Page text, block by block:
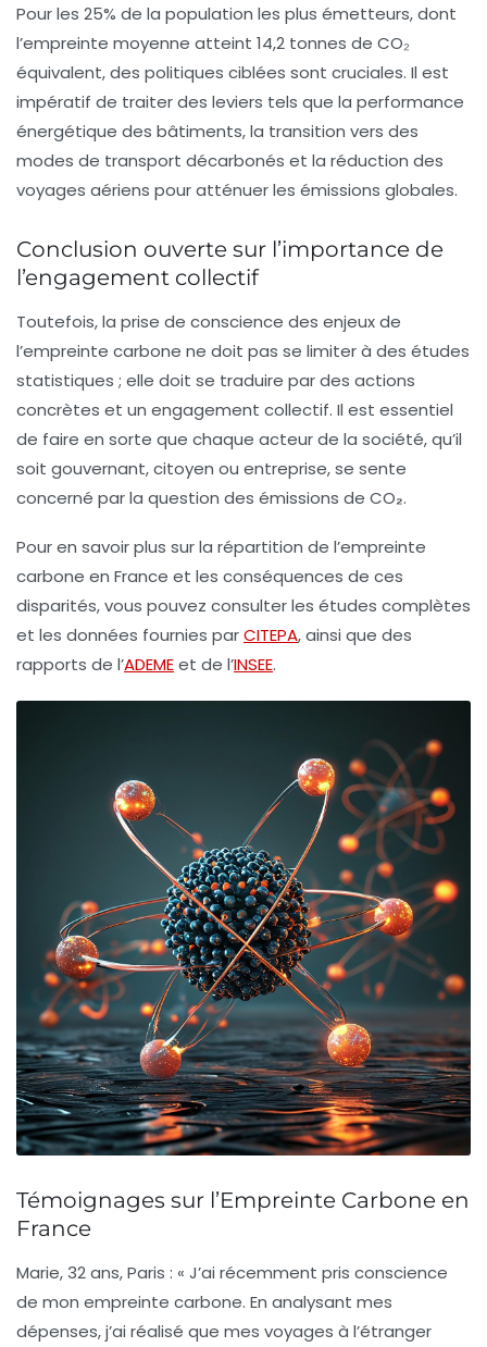
Pour les 25% de la population les plus émetteurs, dont
l’empreinte moyenne atteint 14,2 tonnes de CO₂
équivalent, des politiques ciblées sont cruciales. Il est
impératif de traiter des leviers tels que la performance
énergétique des bâtiments, la transition vers des
modes de transport décarbonés et la réduction des
voyages aériens pour atténuer les émissions globales.
Conclusion ouverte sur l’importance de
l’engagement collectif
Toutefois, la prise de conscience des enjeux de
l’empreinte carbone ne doit pas se limiter à des études
statistiques ; elle doit se traduire par des actions
concrètes et un engagement collectif. Il est essentiel
de faire en sorte que chaque acteur de la société, qu’il
soit gouvernant, citoyen ou entreprise, se sente
concerné par la question des émissions de CO₂.
Pour en savoir plus sur la répartition de l’empreinte
carbone en France et les conséquences de ces
disparités, vous pouvez consulter les études complètes
et les données fournies parCITEPA, ainsi que des
rapports de l’ADEMEet de l’INSEE.
Témoignages sur l’Empreinte Carbone en
France
Marie, 32 ans, Paris : « J’ai récemment pris conscience
de mon empreinte carbone. En analysant mes
dépenses, j’ai réalisé que mes voyages à l’étranger